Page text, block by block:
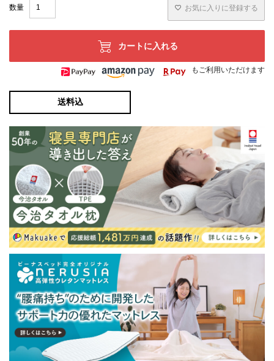
お気に入りに登録する
カートに入れる
もご利用いただけます
送料込